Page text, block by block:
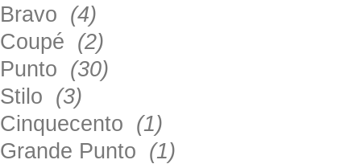
Bravo (4)
Coupé (2)
Punto (30)
Stilo (3)
Cinquecento (1)
Grande Punto (1)